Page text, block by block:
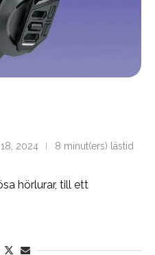
2024 8 minut(ers) lästid
hörlurar, till ett